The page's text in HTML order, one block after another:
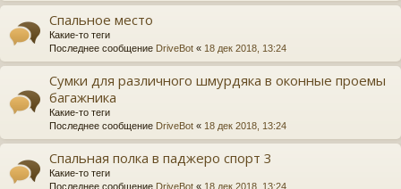
Спальное место
Какие-то теги
Последнее сообщение DriveBot « 18 дек 2018, 13:24
Сумки для различного шмурдяка в оконные проемы
багажника
Какие-то теги
Последнее сообщение DriveBot « 18 дек 2018, 13:24
Спальная полка в паджеро спорт 3
Какие-то теги
Последнее сообщение DriveBot « 18 дек 2018, 13:24